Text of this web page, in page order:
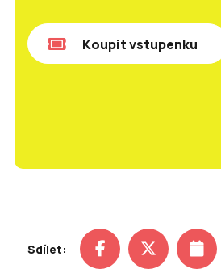
Koupit vstupenku
Sdílet: